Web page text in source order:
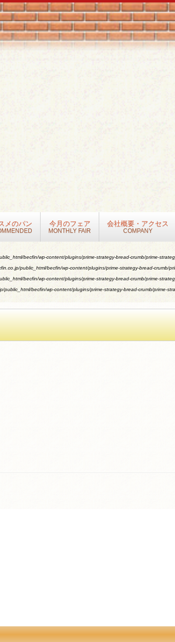
メのパン 今月のフェア
MONTHLY FAIR
会社概要・アクセス
COMPANY
becfin/wp-content/plugins/prime-strategy-bread-crumb/prime-
public_html/becfin/wp-content/plugins/prime-strategy-bread-crumb/
becfin/wp-content/plugins/prime-strategy-bread-crumb/prime-
public_html/becfin/wp-content/plugins/prime-strategy-bread-crumb/prime-